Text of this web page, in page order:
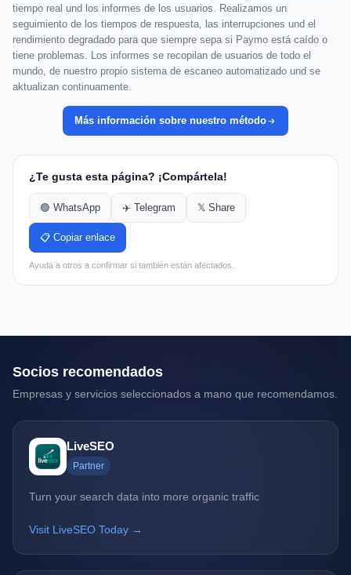
tiempo real und los informes de los usuarios. Realizamos un
seguimiento de los tiempos de respuesta, las interrupciones und el
rendimiento degradado para que siempre sepa si Paymo está caído o
tiene problemas. Los informes se recopilan de usuarios de todo el
mundo, de nuestro propio sistema de escaneo automatizado und se
aktualizan continuamente.
Más información sobre nuestro método
¿Te gusta esta página? ¡Compártela!
🟢 WhatsApp ✈️ Telegram 𝕏 Share
📋 Copiar enlace
Ayuda a otros a confirmar si también están afectados.
Socios recomendados
Empresas y servicios seleccionados a mano que recomendamos.
LiveSEO
Partner
Turn your search data into more organic traffic
Visit LiveSEO Today →